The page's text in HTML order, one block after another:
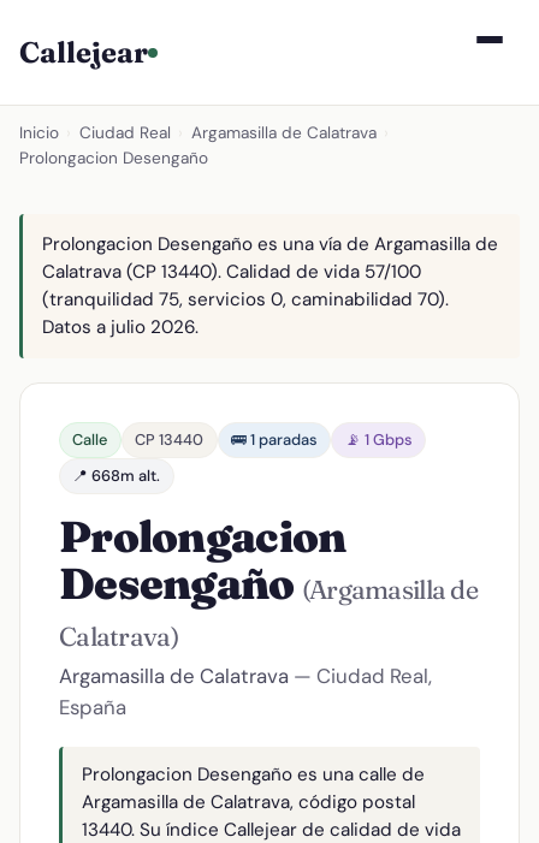
Callejear
Inicio Ciudad Real Argamasilla de Calatrava
Prolongacion Desengaño
Prolongacion Desengaño es una vía de Argamasilla de
Calatrava (CP 13440). Calidad de vida 57/100
(tranquilidad 75, servicios 0, caminabilidad 70).
Datos a julio 2026.
Calle CP 13440 🚌 1 paradas
📡 1 Gbps
📍 668m alt.
Prolongacion
Desengaño (Argamasilla de
Calatrava)
Argamasilla de Calatrava — Ciudad Real,
España
Prolongacion Desengaño es una calle de
Argamasilla de Calatrava, código postal
13440. Su índice Callejear de calidad de vida